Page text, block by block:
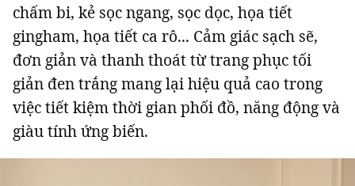
chấm bi, kẻ sọc ngang, sọc dọc, họa tiết
gingham, họa tiết ca rô... Cảm giác sạch sẽ,
đơn giản và thanh thoát từ trang phục tối
giản đen trắng mang lại hiệu quả cao trong
việc tiết kiệm thời gian phối đồ, năng động và
giàu tính ứng biến.